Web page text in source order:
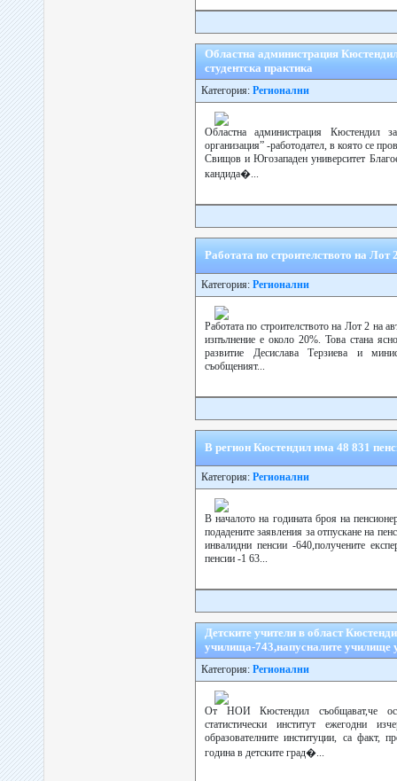
Областна администрация
студентска практика
Категория: Регионални
Областна администрация Кюстендил
организация” -работодател, в която се
Свищов и Югозападен университет
кандида�...
Работата по строителството на
Категория: Регионални
Работата по строителството на Лот 2 на
изпълнение е около 20%. Това стана
развитие Десислава Терзиева и
съобщеният...
В регион Кюстендил има 48 831
Категория: Регионални
В началото на годината броя на
подадените заявления за отпускане на
инвалидни пенсии -640,получените
пенсии -1 63...
Детските учители в област
училища-743,напусналите училище
Категория: Регионални
От НОИ Кюстендил съобщават,че
статистически институт ежегодни
образователните институции, са факт,
година в детските град�...